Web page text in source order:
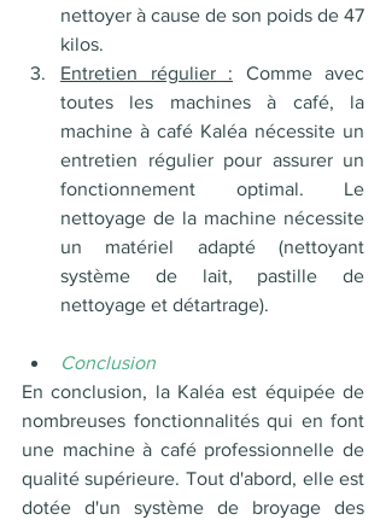
nettoyer à cause de son poids de 47
kilos.
Entretien régulier : Comme avec
toutes les machines à café, la
machine à café Kaléa nécessite un
entretien régulier pour assurer un
fonctionnement optimal. Le
nettoyage de la machine nécessite
un matériel adapté (nettoyant
système de lait, pastille de
nettoyage et détartrage).
Conclusion
En conclusion, la Kaléa est équipée de
nombreuses fonctionnalités qui en font
une machine à café professionnelle de
qualité supérieure. Tout d'abord, elle est
dotée d'un système de broyage des